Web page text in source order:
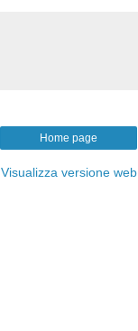
Home page
Visualizza versione web